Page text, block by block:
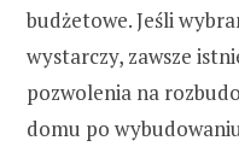
:
budżetowe. Jeśli
wystarczy, zawsze
pozwolenia na
domu po